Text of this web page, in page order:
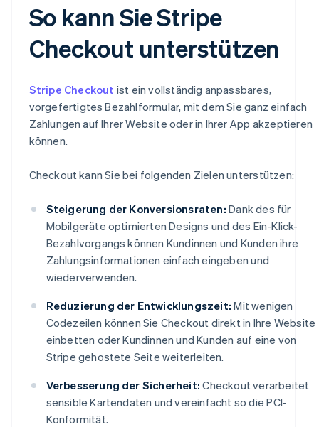
So kann Sie Stripe
Checkout unterstützen
Stripe Checkout ist ein vollständig anpassbares,
vorgefertigtes Bezahlformular, mit dem Sie ganz einfach
Zahlungen auf Ihrer Website oder in Ihrer App akzeptieren
können.
Checkout kann Sie bei folgenden Zielen unterstützen:
Steigerung der Konversionsraten: Dank des für
Mobilgeräte optimierten Designs und des Ein-Klick-
Bezahlvorgangs können Kundinnen und Kunden ihre
Zahlungsinformationen einfach eingeben und
wiederverwenden.
Reduzierung der Entwicklungszeit: Mit wenigen
Codezeilen können Sie Checkout direkt in Ihre Website
einbetten oder Kundinnen und Kunden auf eine von
Stripe gehostete Seite weiterleiten.
Verbesserung der Sicherheit: Checkout verarbeitet
sensible Kartendaten und vereinfacht so die PCI-
Konformität.